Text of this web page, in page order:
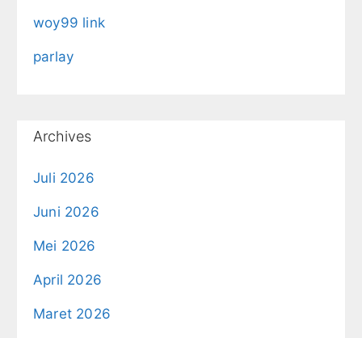
woy99 link
parlay
Archives
Juli 2026
Juni 2026
Mei 2026
April 2026
Maret 2026